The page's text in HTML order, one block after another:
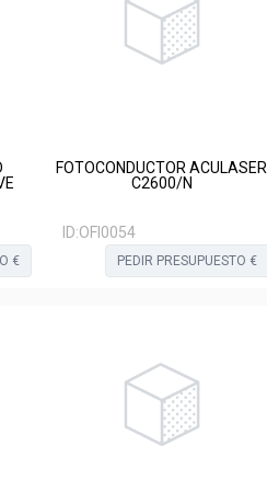
€
FOTOCONDUCTOR ACULASER
C2600/N
ID:OFI0054
PEDIR PRESUPUESTO €